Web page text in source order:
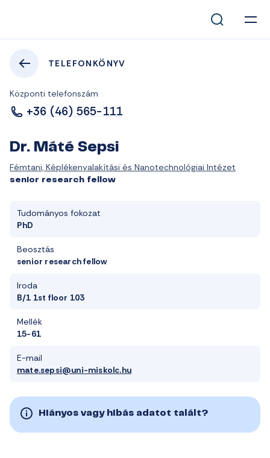
TELEFONKÖNYV
Központi telefonszám
+36 (46) 565-111
Dr. Máté Sepsi
Fémtani, Képlékenyalakítási és Nanotechnológiai Intézet
senior research fellow
Tudományos fokozat
PhD
Beosztás
senior research fellow
Iroda
B/1 1st floor 103
Mellék
15-61
E-mail
mate.sepsi@uni-miskolc.hu
Hiányos vagy hibás adatot talált?